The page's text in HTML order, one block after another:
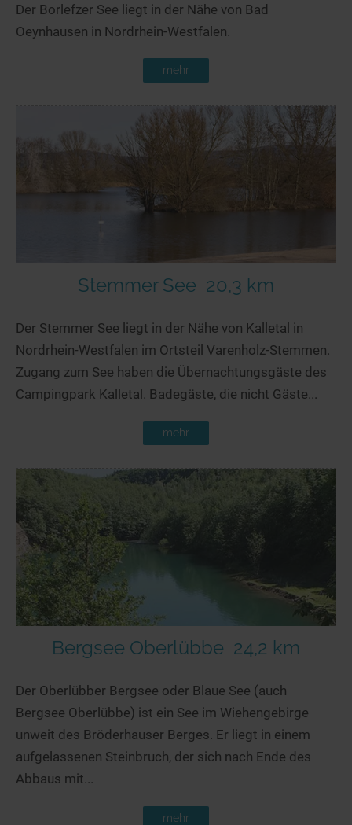
alle Länder…
Der Borlefzer See liegt in der Nähe von Bad
Oeynhausen in Nordrhein-Westfalen.
mehr
Stemmer See 20,3 km
Der Stemmer See liegt in der Nähe von Kalletal in
Nordrhein-Westfalen im Ortsteil Varenholz-Stemmen.
Zugang zum See haben die Übernachtungsgäste des
Campingpark Kalletal. Badegäste, die nicht Gäste...
mehr
Bergsee Oberlübbe 24,2 km
Der Oberlübber Bergsee oder Blaue See (auch
Bergsee Oberlübbe) ist ein See im Wiehengebirge
unweit des Bröderhauser Berges. Er liegt in einem
aufgelassenen Steinbruch, der sich nach Ende des
Abbaus mit...
mehr